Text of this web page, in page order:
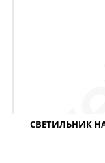
СВЕТИЛЬНИК